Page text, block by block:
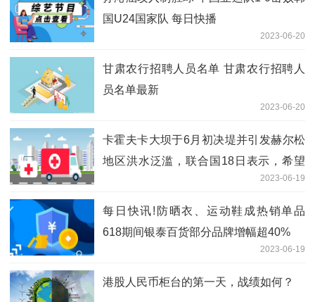
国U24国家队 每日快播
2023-06-20
甘肃农行招聘人员名单 甘肃农行招聘人
员名单最新
2023-06-20
卡霍夫卡大坝于6月初决堤并引发赫尔松
地区洪水泛滥，联合国18日表示，希望
向受洪水影响的居民提供援助，但是遭到
俄方拒绝
2023-06-19
每日快讯!防晒衣、运动鞋成热销单品
618期间银泰百货部分品牌增幅超40%
2023-06-19
港股人民币柜台的第一天，战绩如何？